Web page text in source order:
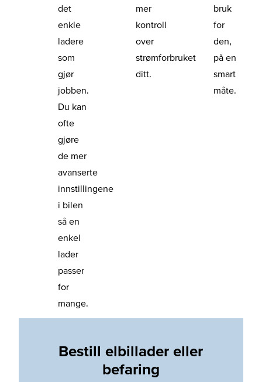
det
enkle
ladere
som
gjør
jobben.
Du kan
ofte
gjøre
de mer
avanserte
innstillingene
i bilen
så en
enkel
lader
passer
for
mange.
mer
kontroll
over
strømforbruket
ditt.
bruk
for
den,
på en
smart
måte.
Bestill elbillader eller
befaring